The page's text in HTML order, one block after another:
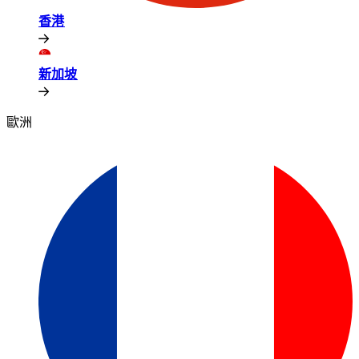
香港​​
新加坡​​
歐洲​​